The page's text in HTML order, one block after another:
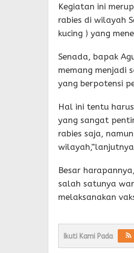
Kegiatan ini
rabies di wilayah
kucing ) yang
Senada, bapak
memang menjadi
yang berpotensi
Hal ini tentu
yang sangat
rabies saja,
Besar
salah satunya
melaksanakan
Ikuti Kami Pada